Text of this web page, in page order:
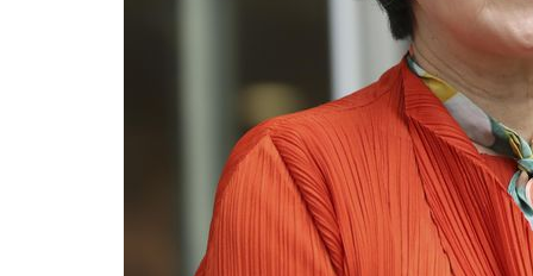
"여기 떨어졌다"…다누리, 스페이스X 로켓 달 충돌 흔적 포착
손흥민, 5경기 연속골 실패…LAFC는 승부차기 끝 과달라하라 격파
내일까지 39도 '펄펄'…기상청 "태풍 지나며 폭염 잠시 꺾인다"